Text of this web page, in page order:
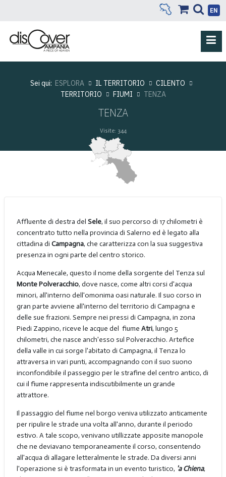
EN
Sei qui: ESPLORA IL TERRITORIO
CILENTO
TERRITORIO
FIUMI TENZA
TENZA
Visite: 344
Affluente di destra del Sele, il suo percorso di 17 chilometri è
concentrato tutto nella provincia di Salerno ed è legato alla
cittadina di Campagna, che caratterizza con la sua suggestiva
presenza in ogni parte del centro storico.
Acqua Menecale, questo il nome della sorgente del Tenza sul
Monte Polveracchio, dove nasce, come altri corsi d'acqua
minori, all'interno dell'omonima oasi naturale. Il suo corso in
gran parte avviene all'interno del territorio di Campagna e
delle sue frazioni. Sempre nei pressi di Campagna, in zona
Piedi Zappino, riceve le acque del fiume Atri, lungo 5
chilometri, che nasce anch'esso sul Polveracchio. Artefice
della valle in cui sorge l'abitato di Campagna, il Tenza lo
attraversa in vari punti, accompagnando con il suo suono
inconfondibile il passeggio per le strafine del centro antico, di
cui il fiume rappresenta indiscutibilmente un grande
attrattore.
Il passaggio del fiume nel borgo veniva utilizzato anticamente
per ripulire le strade una volta all'anno, durante il periodo
estivo. A tale scopo, venivano utillizzate apposite manopole
che ne deviavano temporaneamente il corso, consentendo
all'acqua di allagare letteralmente le strade. Da diversi anni
l'operazione si è trasformata in un evento turistico, 'a Chiena,